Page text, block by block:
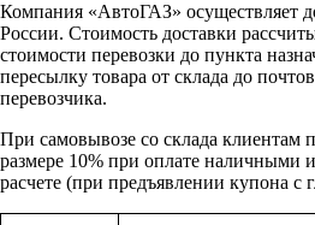
Компания «АвтоГАЗ» осуществляет
России. Стоимость доставки
стоимости перевозки до пункта
пересылку товара от склада до
перевозчика.
При самовывозе со склада клиентам
размере 10% при оплате наличными
расчете (при предъявлении купона с